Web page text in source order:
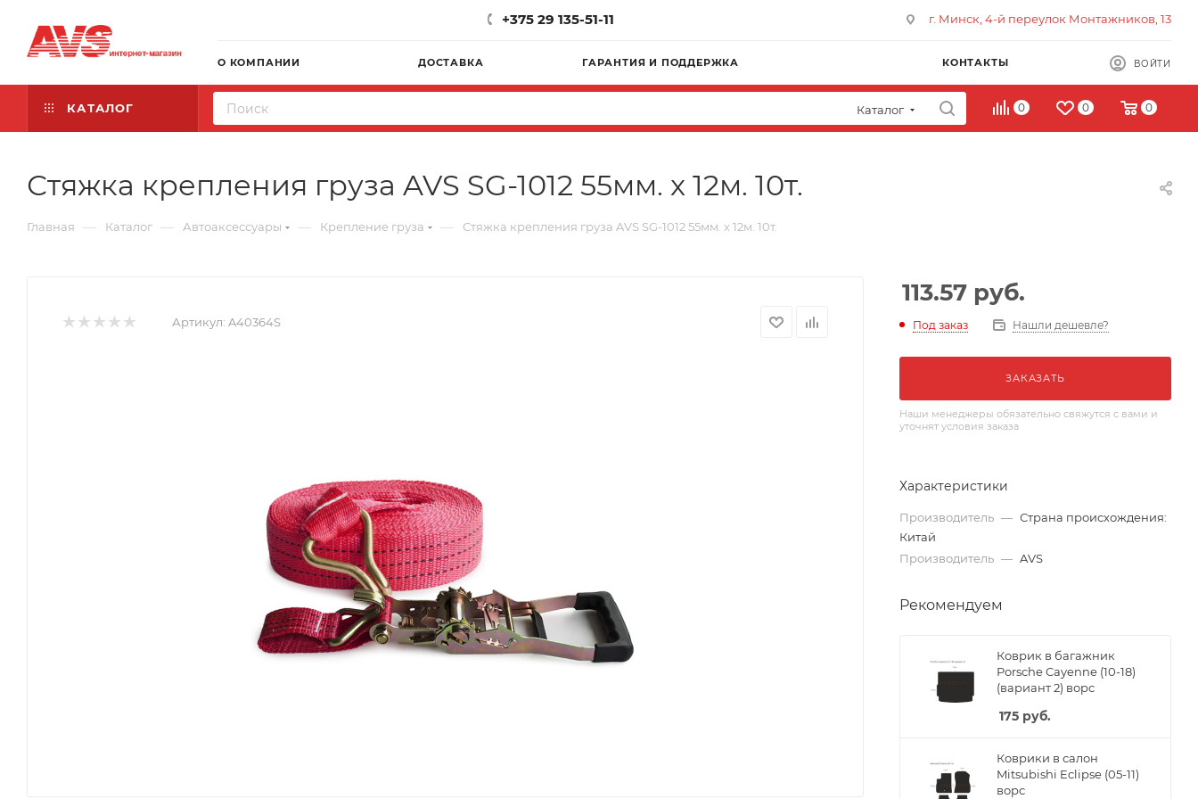
+375 29 135-51-11 г. Минск, 4-й переулок Монтажников, 13
О КОМПАНИИ ДОСТАВКА ГАРАНТИЯ И ПОДДЕРЖКА КОНТАКТЫ ВОЙТИ
КАТАЛОГ Каталог 0 0 0
Стяжка крепления груза AVS SG-1012 55мм. x 12м. 10т.
Главная — Каталог — Автоаксессуары — Крепление груза — Стяжка крепления груза AVS SG-1012 55мм. x 12м. 10т.
Артикул: A40364S
113.57 руб.
Под заказ Нашли дешевле?
ЗАКАЗАТЬ
Наши менеджеры обязательно свяжутся с вами и
уточнят условия заказа
Характеристики
Производитель — Страна происхождения:
Китай
Производитель — AVS
Рекомендуем
Коврик в багажник
Porsche Cayenne (10-18)
(вариант 2) ворс
175 руб.
Коврики в салон
Mitsubishi Eclipse (05-11)
ворс